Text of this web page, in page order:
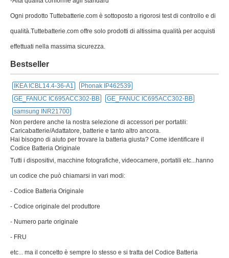
Ogni prodotto Tuttebatterie.com è sottoposto a rigorosi test di controllo e di
qualità.Tuttebatterie.com offre solo prodotti di altissima qualità per acquisti
effettuati nella massima sicurezza.
Bestseller
IKEA ICBL14.4-36-A1
Phonak IP462539
GE_FANUC IC695ACC302-BB
GE_FANUC IC695ACC302-BB
samsung INR21700
Non perdere anche la nostra selezione di accessori per portatili:
Caricabatterie/Adattatore, batterie e tanto altro ancora.
Hai bisogno di aiuto per trovare la batteria giusta? Come identificare il
Codice Batteria Originale
Tutti i dispositivi, macchine fotografiche, videocamere, portatili etc...hanno
un codice che può chiamarsi in vari modi:
- Codice Batteria Originale
- Codice originale del produttore
- Numero parte originale
- FRU
etc... ma il concetto è sempre lo stesso e si tratta del Codice Batteria